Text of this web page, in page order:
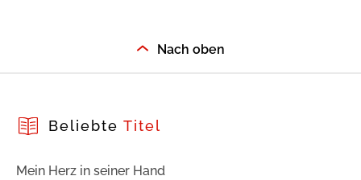
Nach oben
Beliebte Titel
Mein Herz in seiner Hand